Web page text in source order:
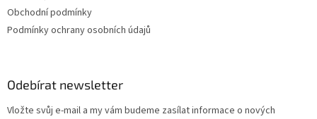
Obchodní podmínky
Podmínky ochrany osobních údajů
Odebírat newsletter
Vložte svůj e-mail a my vám budeme zasílat informace o nových